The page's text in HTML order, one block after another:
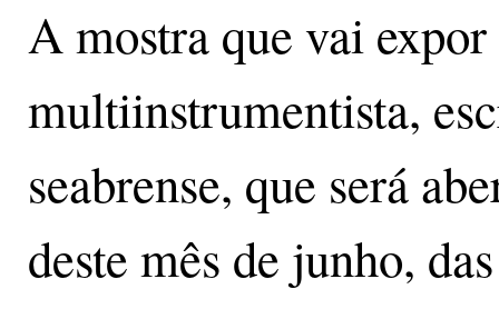
A mostra que vai
multiinstrumentista,
seabrense, que será
deste mês de junho,